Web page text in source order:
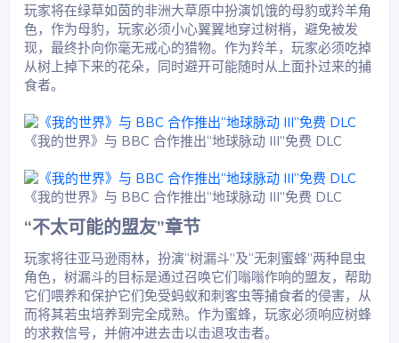
玩家将在绿草如茵的非洲大草原中扮演饥饿的母豹或羚羊角
色，作为母豹，玩家必须小心翼翼地穿过树梢，避免被发
现，最终扑向你毫无戒心的猎物。作为羚羊，玩家必须吃掉
从树上掉下来的花朵，同时避开可能随时从上面扑过来的捕
食者。
《我的世界》与 BBC 合作推出“地球脉动 III”免费 DLC
《我的世界》与 BBC 合作推出“地球脉动 III”免费 DLC
“不太可能的盟友”章节​
玩家将往亚马逊雨林，扮演“树漏斗”及“无刺蜜蜂”两种昆虫
角色，树漏斗的目标是通过召唤它们嗡嗡作响的盟友，帮助
它们喂养和保护它们免受蚂蚁和刺客虫等捕食者的侵害，从
而将其若虫培养到完全成熟。作为蜜蜂，玩家必须响应树蜂
的求救信号，并俯冲进去击以击退攻击者。